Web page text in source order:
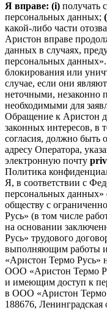
Я вправе: (i) получать
персональных данных;
какой-либо части
Аристон вправе
данных в случаях,
персональных данных».
блокирования или
случае, если они
неточными, незаконно
необходимыми для
Обращение к Аристон
законных интересов, в
согласия, должно быть
адресу Оператора,
электронную почту
Политика
Я, в соответствии с
персональных данных»
обществу с
Русь» (в том числе
на основании
Русь» трудового
выполняющим работы
«Аристон Термо Русь»
ООО «Аристон Термо
и имеющим доступ к
в ООО «Аристон Термо
188676,